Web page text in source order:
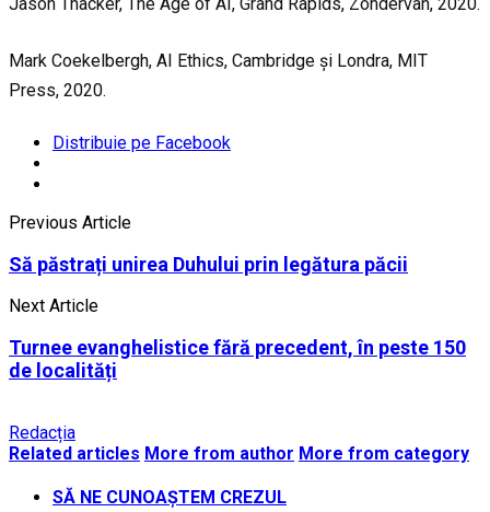
Mark Coekelbergh, AI Ethics, Cambridge și Londra, MIT
Press, 2020.
Distribuie pe Facebook
Previous Article
Să păstrați unirea Duhului prin legătura păcii
Next Article
Turnee evanghelistice fără precedent, în peste 150
de localități
Redacția
Related articles More from author More from category
SĂ NE CUNOAȘTEM CREZUL